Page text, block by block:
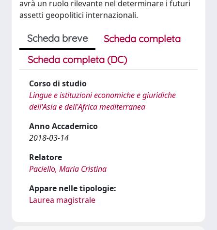
avrà un ruolo rilevante nel determinare i futuri
assetti geopolitici internazionali.
Scheda breve
Scheda completa
Scheda completa (DC)
Corso di studio
Lingue e istituzioni economiche e giuridiche
dell'Asia e dell'Africa mediterranea
Anno Accademico
2018-03-14
Relatore
Paciello, Maria Cristina
Appare nelle tipologie:
Laurea magistrale